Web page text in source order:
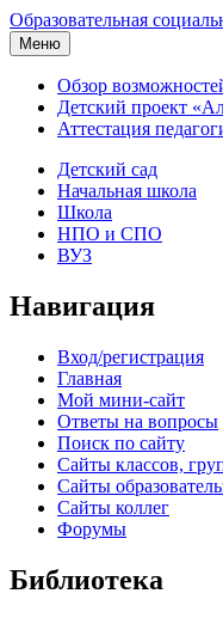
Образовательная
Меню
Обзор
Детский проект
Аттестация
Детский сад
Начальная школа
Школа
НПО и СПО
ВУЗ
Навигация
Вход/регистрация
Главная
Мой мини-сайт
Ответы на вопросы
Поиск по сайту
Сайты классов,
Сайты
Сайты коллег
Форумы
Библиотека